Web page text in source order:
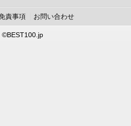
責事項 お問い合わせ
©BEST100.jp